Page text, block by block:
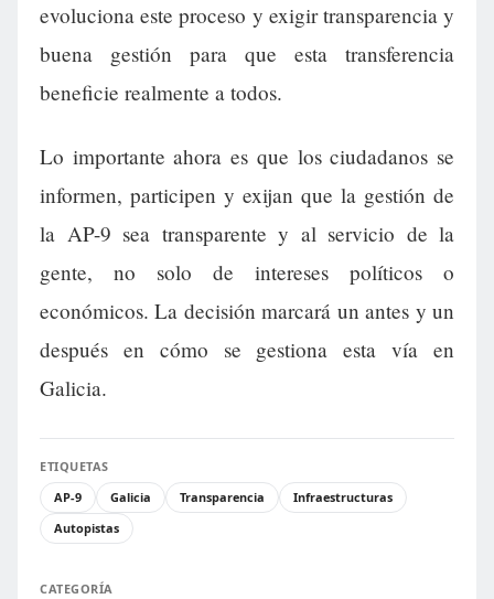
evoluciona este proceso y exigir transparencia y
buena gestión para que esta transferencia
beneficie realmente a todos.
Lo importante ahora es que los ciudadanos se
informen, participen y exijan que la gestión de
la AP-9 sea transparente y al servicio de la
gente, no solo de intereses políticos o
económicos. La decisión marcará un antes y un
después en cómo se gestiona esta vía en
Galicia.
ETIQUETAS
AP-9
Galicia Transparencia
Infraestructuras
Autopistas
CATEGORÍA